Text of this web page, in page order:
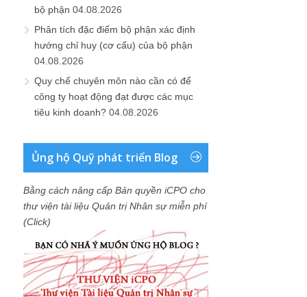
bộ phận 04.08.2026
Phân tích đặc điểm bộ phận xác định
hướng chỉ huy (cơ cấu) của bộ phận
04.08.2026
Quy chế chuyên môn nào cần có để
công ty hoạt động đạt được các mục
tiêu kinh doanh? 04.08.2026
Ủng hộ Quỹ phát triển Blog
Bằng cách nâng cấp Bản quyền iCPO cho
thư viện tài liệu Quản trị Nhân sự miễn phí
(Click)